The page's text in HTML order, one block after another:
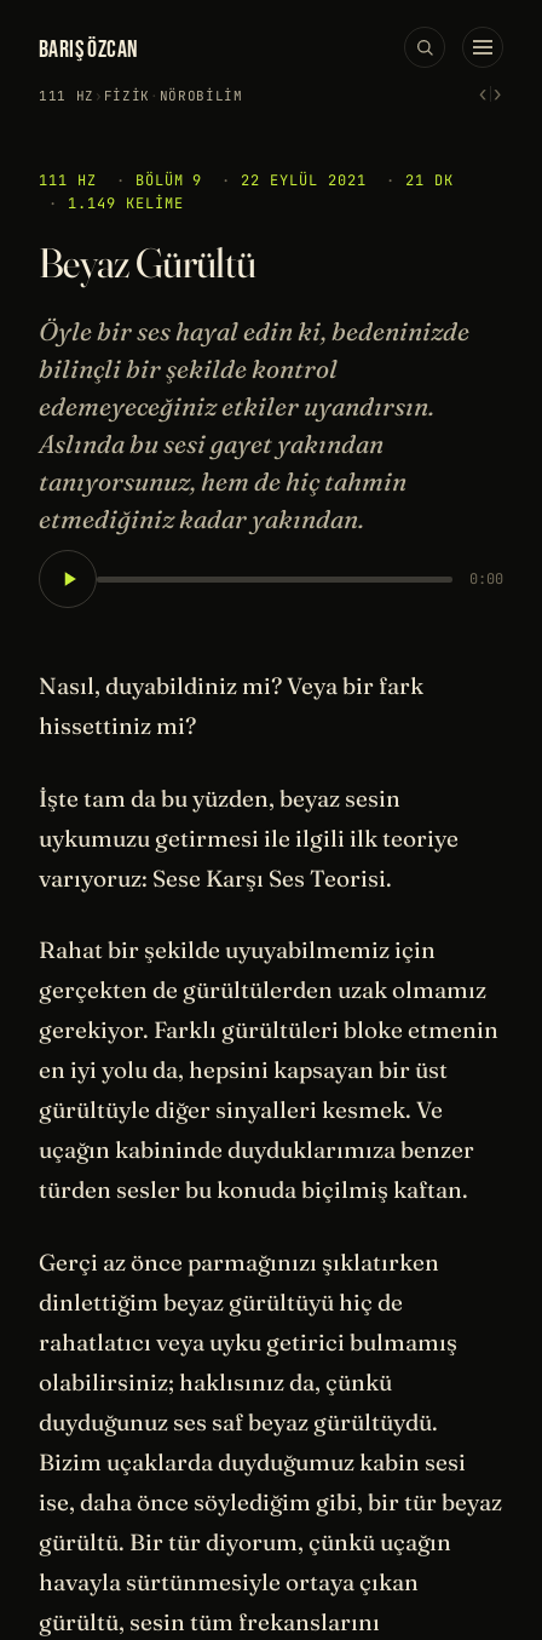
BARIŞ ÖZCAN
111 HZ › FIZIK · NÖROBILIM ‹›
111 HZ · BÖLÜM 9 · 22 EYLÜL 2021 ·
21 DK
·
1.149 KELIME
Beyaz Gürültü
Öyle bir ses hayal edin ki, bedeninizde
bilinçli bir şekilde kontrol
edemeyeceğiniz etkiler uyandırsın.
Aslında bu sesi gayet yakından
tanıyorsunuz, hem de hiç tahmin
etmediğiniz kadar yakından.
0:00
Nasıl, duyabildiniz mi? Veya bir fark
hissettiniz mi?
İşte tam da bu yüzden, beyaz sesin
uykumuzu getirmesi ile ilgili ilk teoriye
varıyoruz: Sese Karşı Ses Teorisi.
Rahat bir şekilde uyuyabilmemiz için
gerçekten de gürültülerden uzak olmamız
gerekiyor. Farklı gürültüleri bloke etmenin
en iyi yolu da, hepsini kapsayan bir üst
gürültüyle diğer sinyalleri kesmek. Ve
uçağın kabininde duyduklarımıza benzer
türden sesler bu konuda biçilmiş kaftan.
Gerçi az önce parmağınızı şıklatırken
dinlettiğim beyaz gürültüyü hiç de
rahatlatıcı veya uyku getirici bulmamış
olabilirsiniz; haklısınız da, çünkü
duyduğunuz ses saf beyaz gürültüydü.
Bizim uçaklarda duyduğumuz kabin sesi
ise, daha önce söylediğim gibi, bir tür beyaz
gürültü. Bir tür diyorum, çünkü uçağın
havayla sürtünmesiyle ortaya çıkan
gürültü, sesin tüm frekanslarını